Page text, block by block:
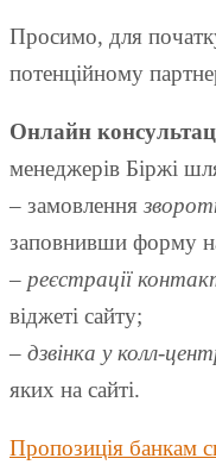
Просимо, для
потенційному
Онлайн
менеджерів Біржі
– замовлення
заповнивши форму
– реєстрації
віджеті сайту;
– дзвінка у колл-
яких на сайті.
Пропозиція банкам